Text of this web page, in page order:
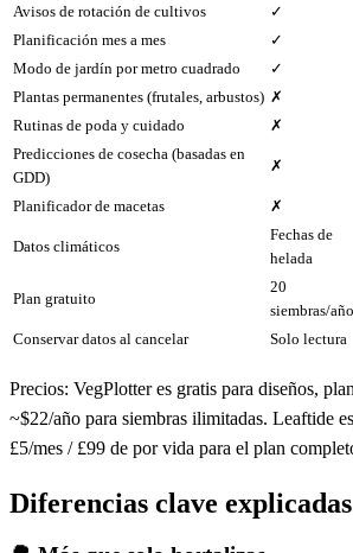
Avisos de rotación de cultivos
✓
Planificación mes a mes
✓
Modo de jardín por metro cuadrado
✓
Plantas permanentes (frutales, arbustos) ✗
Rutinas de poda y cuidado
✗
Predicciones de cosecha (basadas en
GDD)
✗
Planificador de macetas ✗
Datos climáticos
Fechas de
helada
Plan gratuito
20
siembras/año
Conservar datos al cancelar Solo lectura
Precios: VegPlotter es gratis para diseños,
~$22/año para siembras ilimitadas. Leaftide
£5/mes / £99 de por vida para el plan
Diferencias clave explicadas